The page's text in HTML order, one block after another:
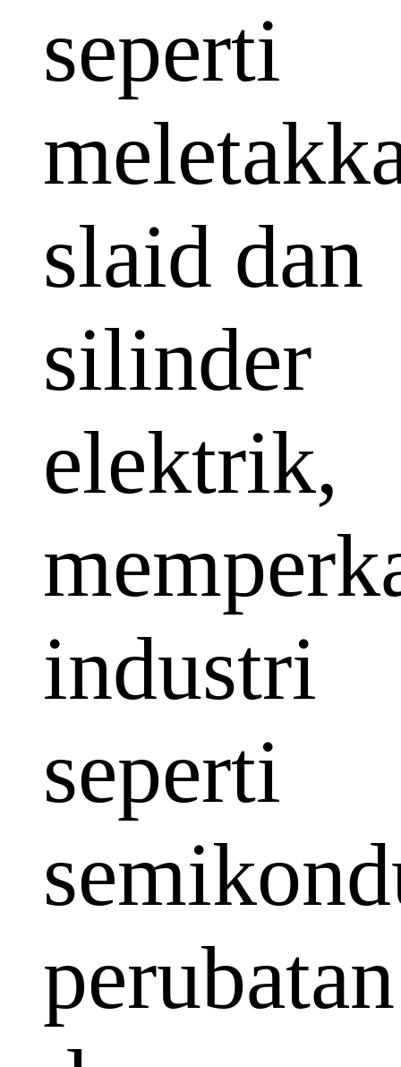
seperti
slaid dan
silinder
elektrik,
industri
seperti
perubatan